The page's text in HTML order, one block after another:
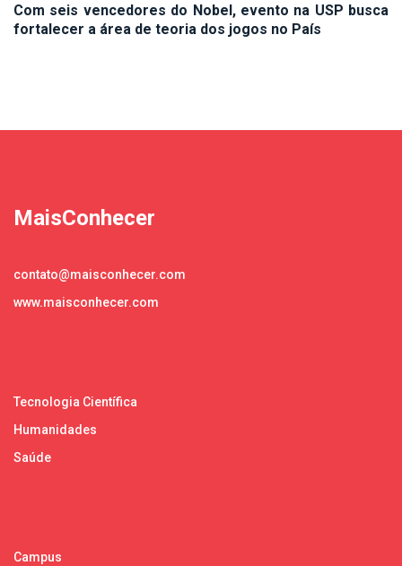
Com seis vencedores do Nobel, evento na USP busca
fortalecer a área de teoria dos jogos no País
MaisConhecer
contato@maisconhecer.com
www.maisconhecer.com
Tecnologia Científica
Humanidades
Saúde
Campus